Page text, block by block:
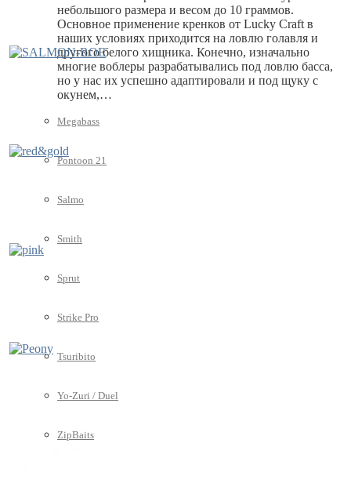
небольшого размера и весом до 10 граммов.
Основное применение кренков от Lucky Craft в
наших условиях приходится на ловлю голавля и
другого белого хищника. Конечно, изначально
многие воблеры разрабатывались под ловлю басса,
но у нас их успешно адаптировали и под щуку с
окунем,…
Megabass
Pontoon 21
Salmo
Smith
Sprut
Strike Pro
Tsuribito
Yo-Zuri / Duel
ZipBaits